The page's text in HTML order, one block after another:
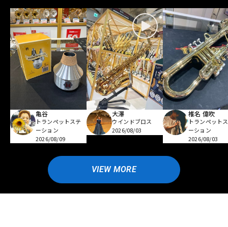
亀谷
トランペットステ
ーション
2026/08/09
大澤
ウインドブロス
2026/08/03
椎名 偉吹
トランペット
ーション
2026/08/03
VIEW MORE